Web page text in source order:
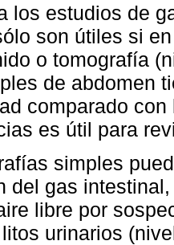
los estudios de
son útiles si
o tomografía
de abdomen
comparado
es útil para
simples
del gas
libre por
urinarios